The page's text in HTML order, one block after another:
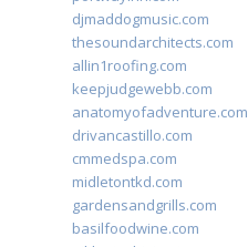
djmaddogmusic.com
thesoundarchitects.com
allin1roofing.com
keepjudgewebb.com
anatomyofadventure.com
drivancastillo.com
cmmedspa.com
midletontkd.com
gardensandgrills.com
basilfoodwine.com